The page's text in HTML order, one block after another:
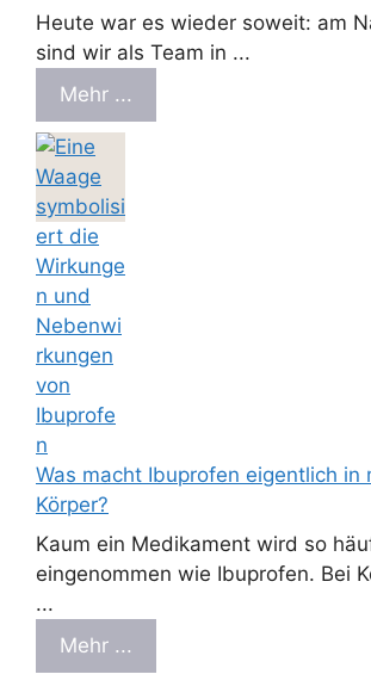
Heute war es wieder soweit: am
sind wir als Team in ...
Mehr ...
Was macht Ibuprofen eigentlich in
Körper?
Kaum ein Medikament wird so
eingenommen wie Ibuprofen. Bei
...
Mehr ...